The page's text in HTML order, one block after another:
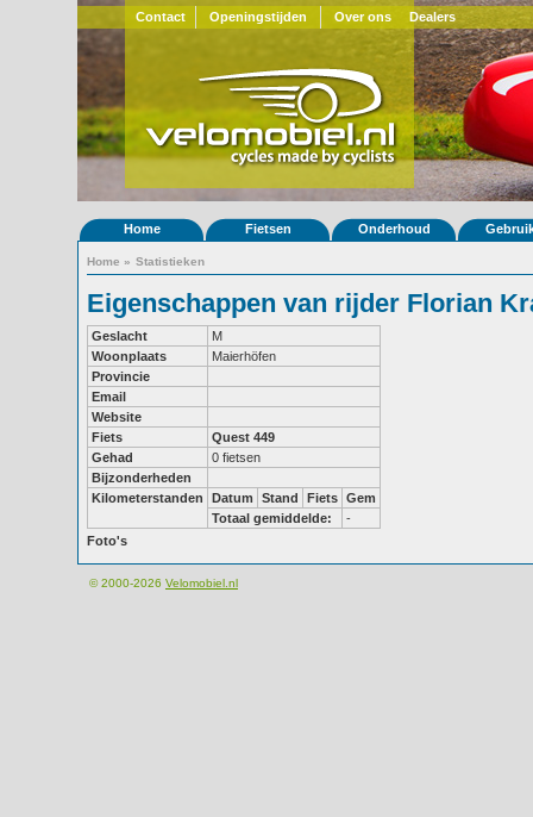
Contact Openingstijden Over ons Dealers
Home Fietsen Onderhoud
Home » Statistieken
Eigenschappen van rijder Florian
Geslacht
M
Woonplaats
Maierhöfen
Provincie
Email
Website
Fiets
Quest 449
Gehad
0 fietsen
Bijzonderheden
Kilometerstanden
Datum Stand Fiets Gem
Totaal gemiddelde:
-
Foto's
© 2000-2026 Velomobiel.nl